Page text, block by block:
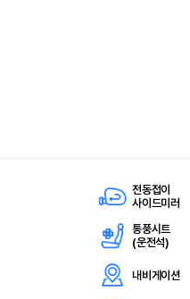
전동접이
사이드미러
통풍시트
(운전석)
내비게이션